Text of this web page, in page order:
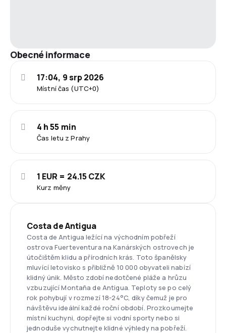
Obecné informace
Místní čas (UTC+0)
17:04, 9 srp 2026
Čas letu z Prahy
4 h 55 min
Kurz měny
1 EUR = 24.15 CZK
Costa de Antigua
Costa de Antigua ležící na východním pobřeží
ostrova Fuerteventura na Kanárských ostrovech je
útočištěm klidu a přírodních krás. Toto španělsky
mluvící letovisko s přibližně 10 000 obyvateli nabízí
klidný únik. Město zdobí nedotčené pláže a hrůzu
vzbuzující Montaña de Antigua. Teploty se po celý
rok pohybují v rozmezí 18-24°C, díky čemuž je pro
návštěvu ideální každé roční období. Prozkoumejte
místní kuchyni, dopřejte si vodní sporty nebo si
jednoduše vychutnejte klidné výhledy na pobřeží.